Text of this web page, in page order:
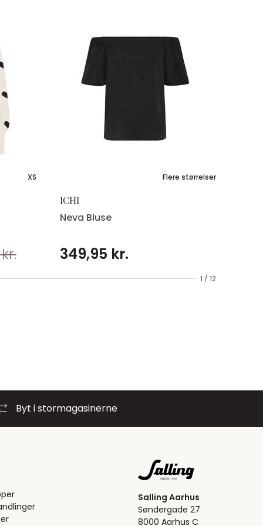
1 / 12
XS Flere størrelser
ICHI
Neva Bluse
349,95 kr.
Byt i stormagasinerne
Salling Aarhus
Søndergade 27
8000 Aarhus C